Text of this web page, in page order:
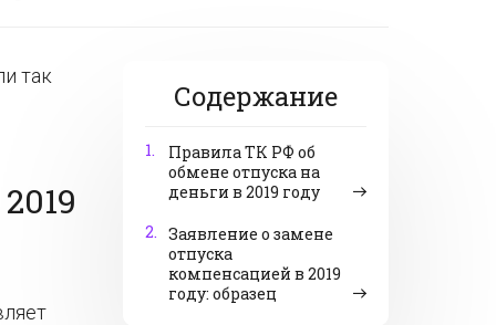
Содержание
1.
Правила ТК РФ об
обмене отпуска на
деньги в 2019 году
2. Заявление о замене
отпуска
компенсацией в 2019
году: образец
так